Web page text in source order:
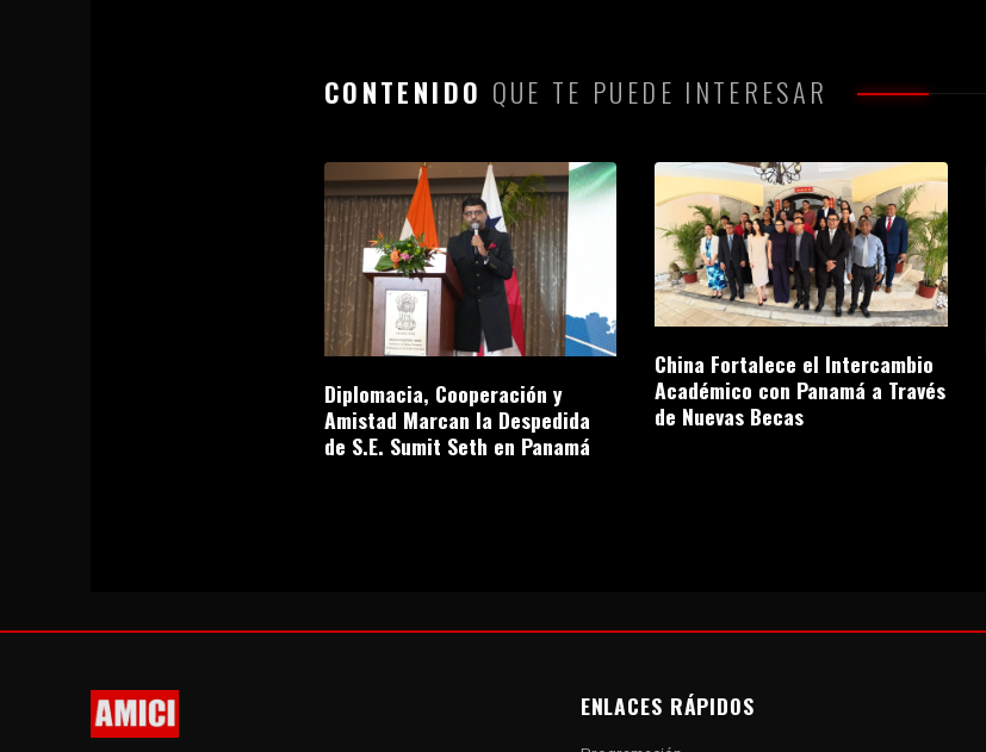
CONTENIDO QUE TE PUEDE INTERESAR
Diplomacia, Cooperación y
Amistad Marcan la Despedida
de S.E. Sumit Seth en Panamá
China Fortalece el Intercambio
Académico con Panamá a Través
de Nuevas Becas
ENLACES RÁPIDOS